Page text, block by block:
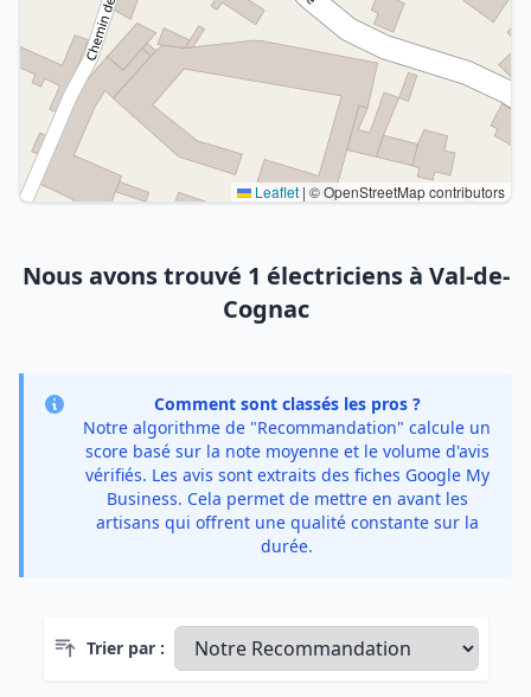
Leaflet | © OpenStreetMap contributors
Nous avons trouvé 1 électriciens à Val-de-
Cognac
Comment sont classés les pros ?
Notre algorithme de "Recommandation" calcule un
score basé sur la note moyenne et le volume d'avis
vérifiés. Les avis sont extraits des fiches Google My
Business. Cela permet de mettre en avant les
artisans qui offrent une qualité constante sur la
durée.
Trier par :